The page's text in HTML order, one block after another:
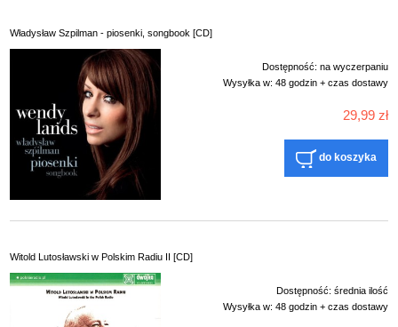
Władysław Szpilman - piosenki, songbook [CD]
Dostępność: na wyczerpaniu
Wysyłka w: 48 godzin + czas dostawy
29,99 zł
do koszyka
Witold Lutosławski w Polskim Radiu II [CD]
Dostępność: średnia ilość
Wysyłka w: 48 godzin + czas dostawy